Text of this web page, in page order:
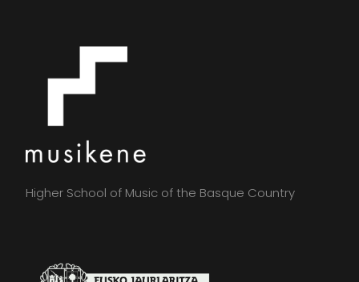
Higher School of Music of the Basque Country